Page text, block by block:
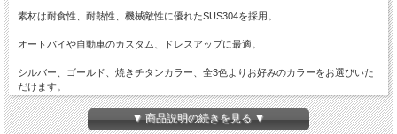
素材は耐食性、耐熱性、機械敵性に優れたSUS304を採用。
オートバイや自動車のカスタム、ドレスアップに最適。
シルバー、ゴールド、焼きチタンカラー、全3色よりお好みのカラーをお選びいた
だけます。
▼ 商品説明の続きを見る ▼